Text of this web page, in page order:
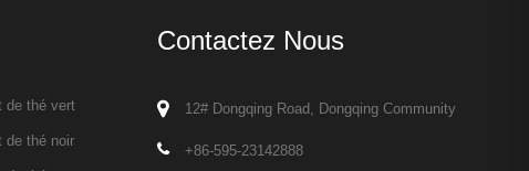
de thé vert
de thé noir
Contactez Nous
12# Dongqing Road, Dongqing Community
+86-595-23142888